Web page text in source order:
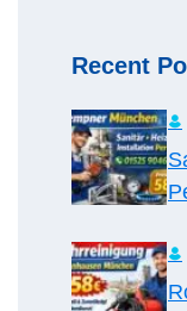
Recent